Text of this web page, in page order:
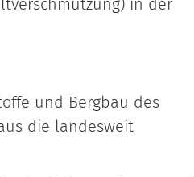
in der
und Bergbau des
die landesweit